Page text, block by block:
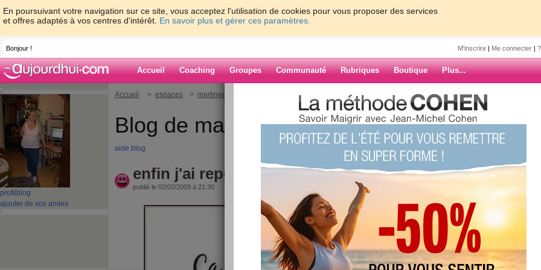
En poursuivant votre navigation sur ce site, vous acceptez l'utilisation de cookies pour vous proposer des services
et offres adaptés à vos centres d'intérêt. En savoir plus et gérer ces paramètres.
Bonjour ! M'inscrire | Me connecter |
Accueil Coaching Groupes Communauté Rubriques Boutique Plus...
profil blog
ajouter de vos amies
Accueil > espaces > martinecarol > enfin j'ai reperdu
Blog de martinecarol
aide blog
enfin j'ai reperdu
publié le 02/02/2009 à 21:30
ARCHIVES